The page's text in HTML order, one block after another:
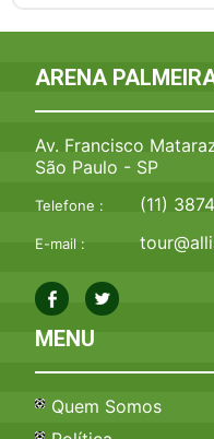
ARENA
Av. Francisco
São Paulo - SP
Telefone : (11)
E-mail :
MENU
Quem Somos